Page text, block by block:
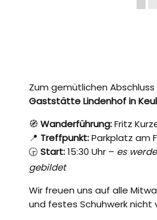
Zum gemütlichen Abschluss
Gaststätte Lindenhof in
🧭 Wanderführung:Fritz
📍 Treffpunkt:Parkplatz am
🕞 Start:15:30 Uhr – es
gebildet
Wir freuen uns auf alle
und festes Schuhwerk nicht